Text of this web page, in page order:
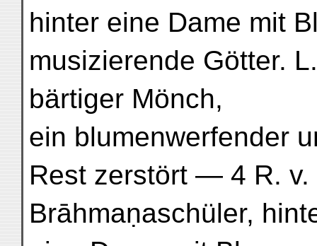
hinter eine Dame mit
musizierende Götter.
bärtiger Mönch,
ein blumenwerfender
Rest zerstört — 4 R. v.
Brāhmaṇaschüler,